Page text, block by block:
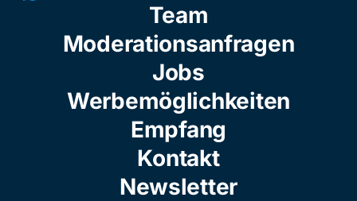
Team
Moderationsanfragen
Jobs
Werbemöglichkeiten
Empfang
Kontakt
Newsletter